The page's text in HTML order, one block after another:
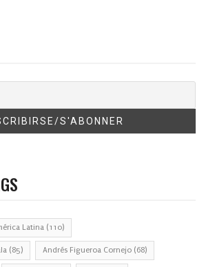
Latina (110)
(85) Andrés Figueroa Cornejo (68)